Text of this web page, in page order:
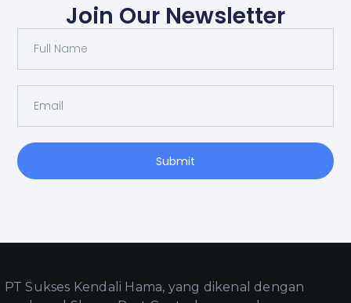
Join Our Newsletter
Submit
PT Sukses Kendali Hama, yang dikenal dengan